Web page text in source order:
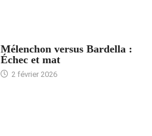
Mélenchon versus Bardella :
Échec et mat
2 février 2026